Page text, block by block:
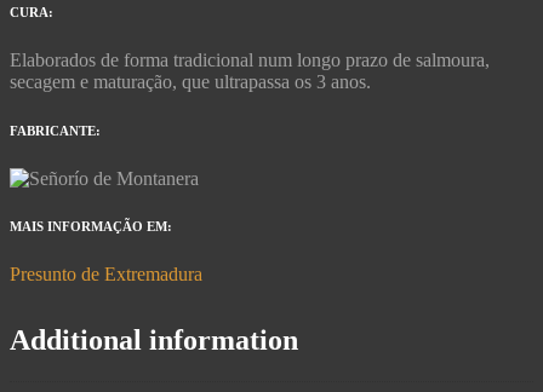
CURA:
Elaborados de forma tradicional num longo prazo de salmoura,
secagem e maturação, que ultrapassa os 3 anos.
FABRICANTE:
MAIS INFORMAÇÃO EM:
Presunto de Extremadura
Additional information